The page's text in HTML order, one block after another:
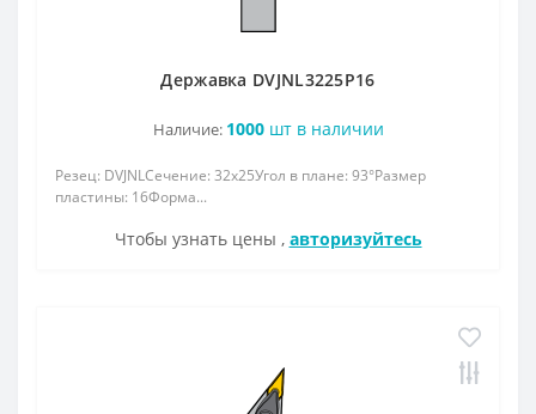
Державка DVJNL3225P16
Наличие: 1000шт в наличии
Резец: DVJNLСечение: 32x25Угол в плане: 93°Размер
пластины: 16Форма...
Чтобы узнать цены , авторизуйтесь